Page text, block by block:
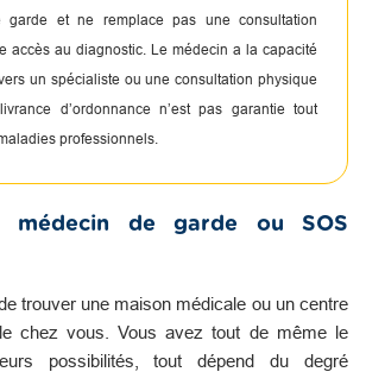
garde et ne remplace pas une consultation
accès au diagnostic. Le médecin a la capacité
un spécialiste ou une consultation physique
d’ordonnance n’est pas garantie tout
professionnels.
médecin de garde ou SOS
trouver une maison médicale ou un centre
chez vous. Vous avez tout de même le
possibilités, tout dépend du degré